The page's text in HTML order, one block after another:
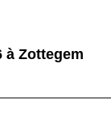
à Zottegem